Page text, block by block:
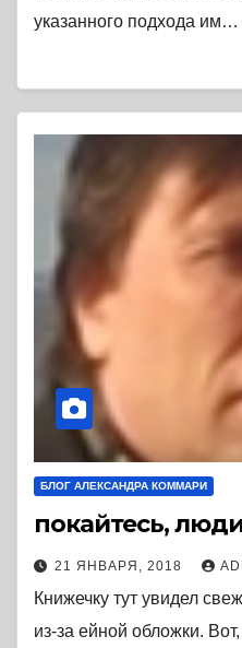
указанного подхода им…
БЛОГ АЛЕКСАНДРА КОММАРИ
покайтесь,
21 ЯНВАРЯ, 2018
Книжечку тут увидел
из-за ейной обложки.